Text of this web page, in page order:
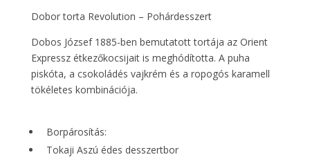
Dobor torta Revolution – Pohárdesszert
Dobos József 1885-ben bemutatott tortája az Orient
Expressz étkezőkocsijait is meghódította. A puha
piskóta, a csokoládés vajkrém és a ropogós karamell
tökéletes kombinációja.
Borpárosítás:
Tokaji Aszú édes desszertbor